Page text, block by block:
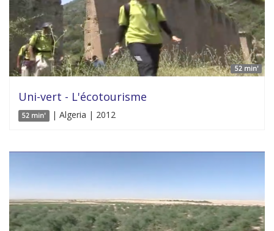
52 min'
Uni-vert - L'écotourisme
52 min' | Algeria | 2012